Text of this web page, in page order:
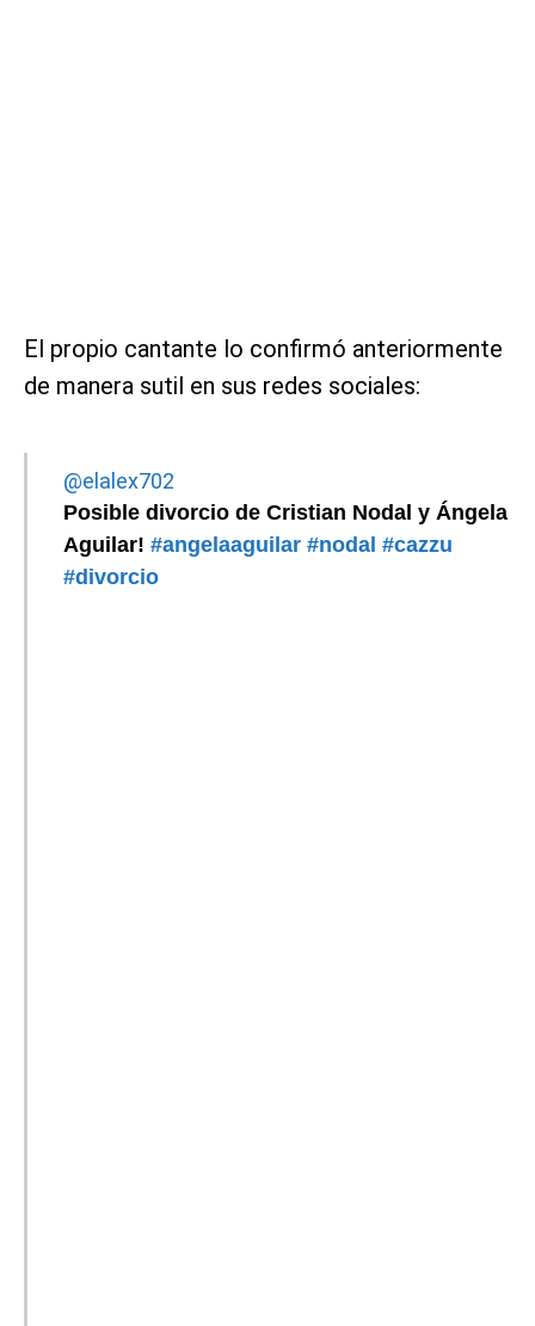
El propio cantante lo confirmó anteriormente
de manera sutil en sus redes sociales:
@elalex702
Posible divorcio de Cristian Nodal y Ángela
Aguilar! #angelaaguilar #nodal #cazzu
#divorcio